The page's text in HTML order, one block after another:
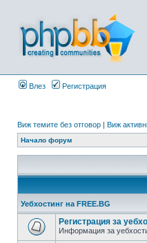
Влез Регистрация
Виж темите без отговор | Виж
Начало форум
Уебхостинг на FREE.BG
Регистрация за
Информация за